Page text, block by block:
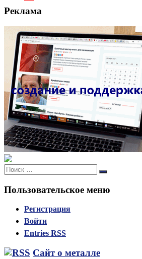
Реклама
Поиск:
Поиск
Пользовательское меню
Регистрация
Войти
Entries RSS
Сайт о металле